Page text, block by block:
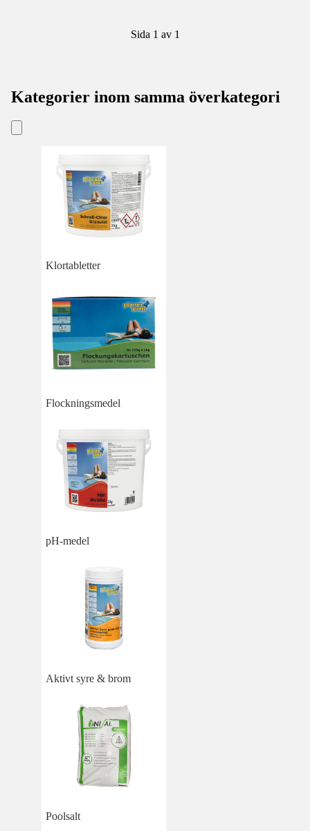
Sida 1 av 1
Kategorier inom samma överkategori
Klortabletter
Flockningsmedel
pH-medel
Aktivt syre & brom
Poolsalt